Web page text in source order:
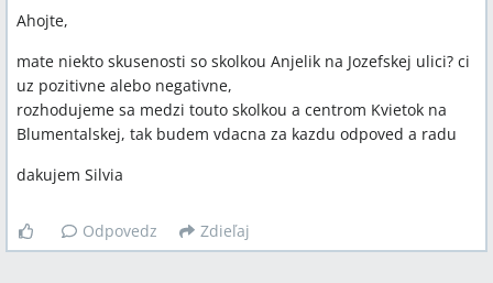
Ahojte,
mate niekto skusenosti so skolkou Anjelik na Jozefskej ulici? ci
uz pozitivne alebo negativne,
rozhodujeme sa medzi touto skolkou a centrom Kvietok na
Blumentalskej, tak budem vdacna za kazdu odpoved a radu
dakujem Silvia
Odpovedz Zdieľaj